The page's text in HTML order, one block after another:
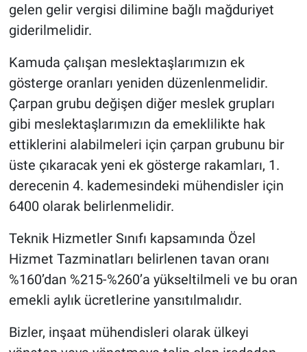
gelen gelir vergisi dilimine bağlı mağduriyet
giderilmelidir.
Kamuda çalışan meslektaşlarımızın ek
gösterge oranları yeniden düzenlenmelidir.
Çarpan grubu değişen diğer meslek grupları
gibi meslektaşlarımızın da emeklilikte hak
ettiklerini alabilmeleri için çarpan grubunu bir
üste çıkaracak yeni ek gösterge rakamları, 1.
derecenin 4. kademesindeki mühendisler için
6400 olarak belirlenmelidir.
Teknik Hizmetler Sınıfı kapsamında Özel
Hizmet Tazminatları belirlenen tavan oranı
%160’dan %215-%260’a yükseltilmeli ve bu oran
emekli aylık ücretlerine yansıtılmalıdır.
Bizler, inşaat mühendisleri olarak ülkeyi